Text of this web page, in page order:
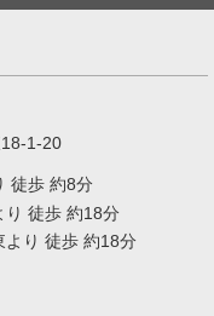
1-20
徒歩 約8分
り 徒歩 約18分
より 徒歩 約18分